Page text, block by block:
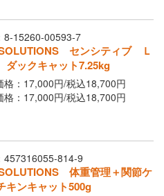
8-15260-00593-7
センシティブ Ｌ
ダックキャット7.25kg
格：17,000円/税込18,700円
格：17,000円/税込18,700円
457316055-814-9
体重管理＋関節ケ
ンキャット500g